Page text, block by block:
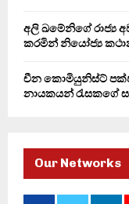
අලි ඛමේනිගේ රාජ්‍ය
කරමින් නියෝජ්‍ය
චීන කොමියුනිස්ට්
නායකයන් රැසකගේ
Our Networks